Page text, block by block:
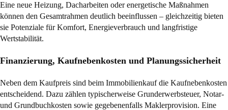
Eine neue Heizung, Dacharbeiten oder energetische Maßnahmen
können den Gesamtrahmen deutlich beeinflussen – gleichzeitig bieten
sie Potenziale für Komfort, Energieverbrauch und langfristige
Wertstabilität.
Finanzierung, Kaufnebenkosten und Planungssicherheit
Neben dem Kaufpreis sind beim Immobilienkauf die Kaufnebenkosten
entscheidend. Dazu zählen typischerweise Grunderwerbsteuer, Notar-
und Grundbuchkosten sowie gegebenenfalls Maklerprovision. Eine